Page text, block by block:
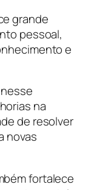
grande
pessoal,
e
na
de resolver
novas
fortalece